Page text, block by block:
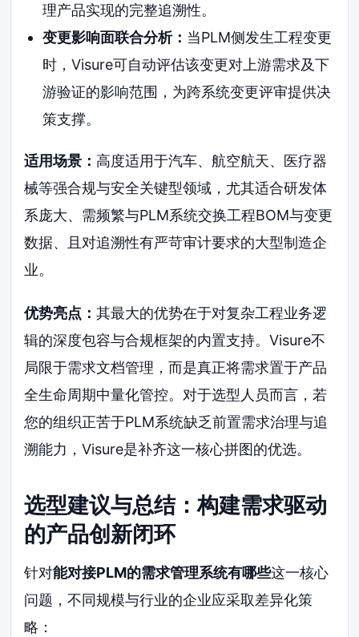
理产品实现的完整追溯性。
变更影响面联合分析： 当PLM侧发生工程变更
时，Visure可自动评估该变更对上游需求及下
游验证的影响范围，为跨系统变更评审提供决
策支撑。
适用场景：高度适用于汽车、航空航天、医疗器
械等强合规与安全关键型领域，尤其适合研发体
系庞大、需频繁与PLM系统交换工程BOM与变更
数据、且对追溯性有严苛审计要求的大型制造企
业。
优势亮点：其最大的优势在于对复杂工程业务逻
辑的深度包容与合规框架的内置支持。Visure不
局限于需求文档管理，而是真正将需求置于产品
全生命周期中量化管控。对于选型人员而言，若
您的组织正苦于PLM系统缺乏前置需求治理与追
溯能力，Visure是补齐这一核心拼图的优选。
选型建议与总结：构建需求驱动
的产品创新闭环
针对能对接PLM的需求管理系统有哪些这一核心
问题，不同规模与行业的企业应采取差异化策
略：